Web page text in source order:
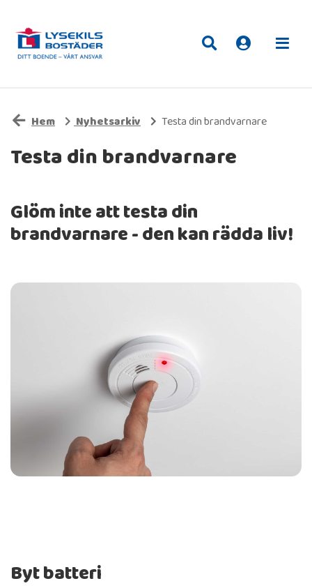
Hem Nyhetsarkiv Testa din brandvarnare
Testa din brandvarnare
Glöm inte att testa din
brandvarnare - den kan rädda liv!
Byt batteri